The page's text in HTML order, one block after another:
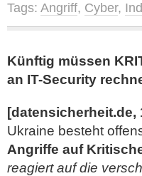
Tags: Angriff, Cyber,
Künftig müssen
an IT-Security
[datensicherheit.de,
Ukraine besteht
Angriffe auf
reagiert auf die